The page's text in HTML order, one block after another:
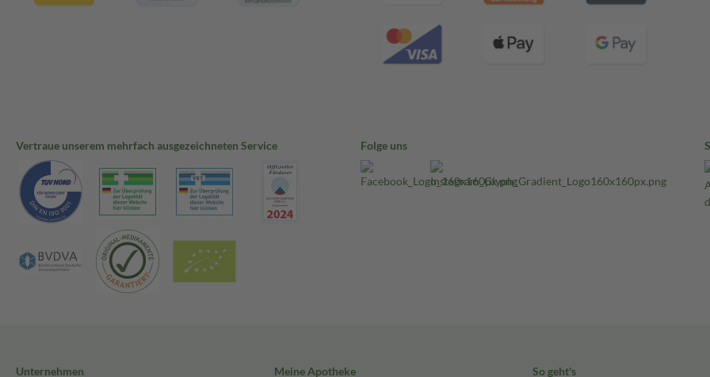
Vertraue unserem mehrfach ausgezeichneten Service Folge uns
Unternehmen Meine Apotheke So geht's